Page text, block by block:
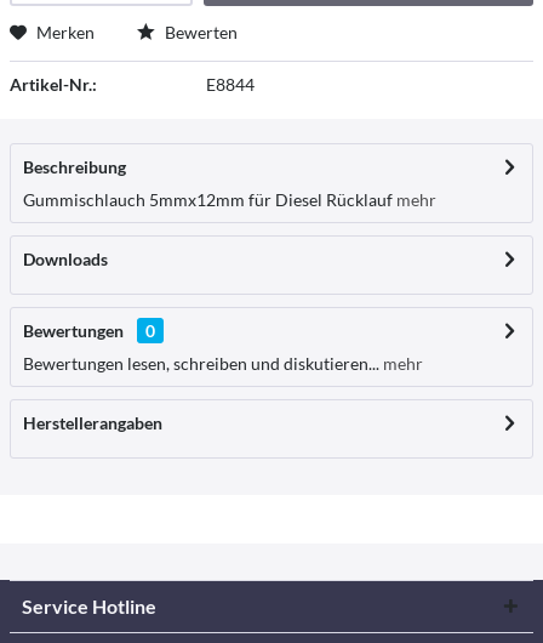
Merken Bewerten
Artikel-Nr.: E8844
Beschreibung
Gummischlauch 5mmx12mm für Diesel Rücklauf mehr
Downloads
Bewertungen
0
Bewertungen lesen, schreiben und diskutieren... mehr
Herstellerangaben
Service Hotline